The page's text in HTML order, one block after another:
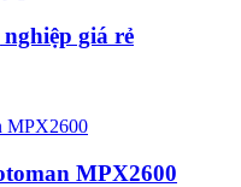
giá rẻ
MPX2600